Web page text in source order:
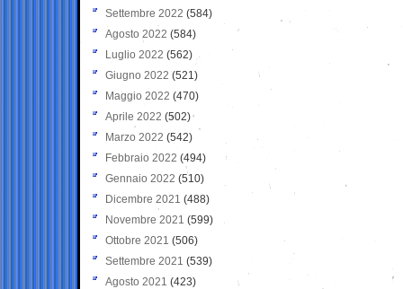
Settembre 2022 (584)
Agosto 2022 (584)
Luglio 2022 (562)
Giugno 2022 (521)
Maggio 2022 (470)
Aprile 2022 (502)
Marzo 2022 (542)
Febbraio 2022 (494)
Gennaio 2022 (510)
Dicembre 2021 (488)
Novembre 2021 (599)
Ottobre 2021 (506)
Settembre 2021 (539)
Agosto 2021 (423)